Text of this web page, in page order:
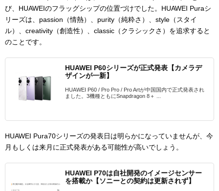
び、HUAWEIのフラッグシップの位置づけでした。HUAWEI Puraシ
リーズは、passion（情熱）、purity（純粋さ）、style（スタイ
ル）、creativity（創造性）、classic（クラシックさ）を追求すると
のことです。
HUAWEI P60シリーズが正式発表【カメラデ
ザインが一新】
HUAWEI P60 / Pro Pro / Pro Artが中国国内で正式発表され
ました。3機種ともにSnapdragon 8＋ ...
HUAWEI Pura70シリーズの発表日は明らかになっていませんが、今
月もしくは来月に正式発表がある可能性が高いでしょう。
HUAWEI P70は自社開発のイメージセンサー
を搭載か【ソニーとの契約は更新されず】